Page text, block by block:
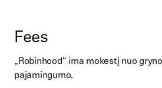
Fees
„Robinhood“ ima mokestį nuo
pajamingumo.